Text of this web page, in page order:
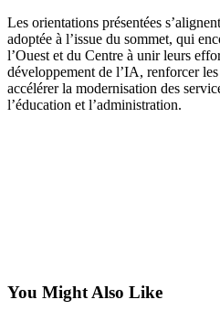
Les orientations présentées
adoptée à l’issue du sommet, qui
l’Ouest et du Centre à unir leurs
développement de l’IA, renforcer
accélérer la modernisation des
l’éducation et l’administration.
You Might Also Like